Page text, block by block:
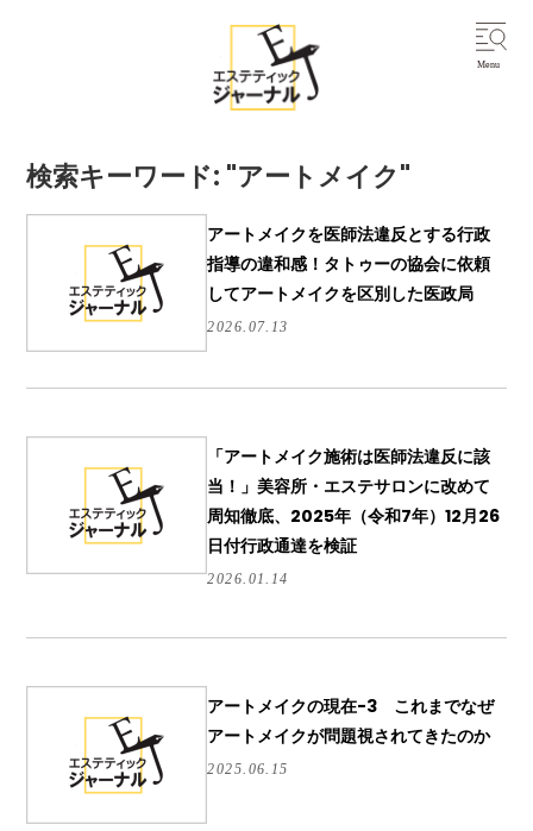
検索キーワード: "アートメイク"
アートメイクを医師法違反とする行政
指導の違和感！タトゥーの協会に依頼
してアートメイクを区別した医政局
2026.07.13
「アートメイク施術は医師法違反に該
当！」美容所・エステサロンに改めて
周知徹底、2025年（令和7年）12月26
日付行政通達を検証
2026.01.14
アートメイクの現在-3 これまでなぜ
アートメイクが問題視されてきたのか
2025.06.15